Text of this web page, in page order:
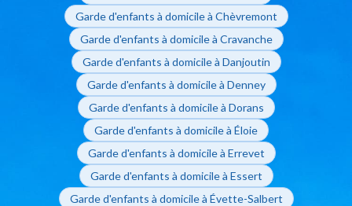
Garde d'enfants à domicile à Chèvremont
Garde d'enfants à domicile à Cravanche
Garde d'enfants à domicile à Danjoutin
Garde d'enfants à domicile à Denney
Garde d'enfants à domicile à Dorans
Garde d'enfants à domicile à Éloie
Garde d'enfants à domicile à Errevet
Garde d'enfants à domicile à Essert
Garde d'enfants à domicile à Évette-Salbert